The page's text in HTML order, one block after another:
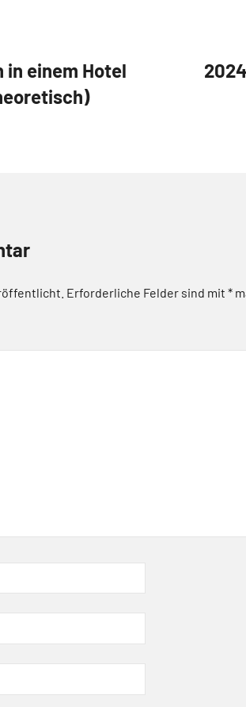
in einem Hotel
Erforderliche Felder sind mit *